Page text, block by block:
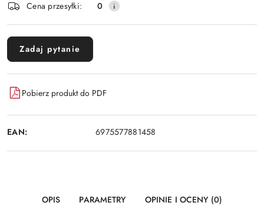
Cena przesyłki: 0
Zadaj pytanie
Pobierz produkt do PDF
EAN: 6975577881458
OPIS PARAMETRY OPINIE I OCENY (0)